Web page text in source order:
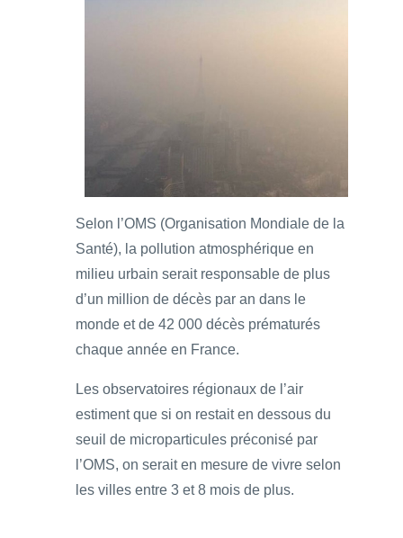
Selon l’OMS (Organisation Mondiale de la
Santé), la pollution atmosphérique en
milieu urbain serait responsable de plus
d’un million de décès par an dans le
monde et de 42 000 décès prématurés
chaque année en France.
Les observatoires régionaux de l’air
estiment que si on restait en dessous du
seuil de microparticules préconisé par
l’OMS, on serait en mesure de vivre selon
les villes entre 3 et 8 mois de plus.